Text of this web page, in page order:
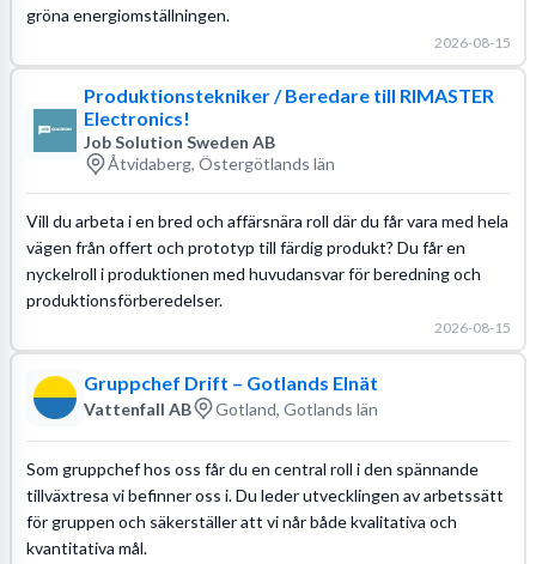
gröna energiomställningen.
2026-08-15
Produktionstekniker / Beredare till RIMASTER
Electronics!
Job Solution Sweden AB
Åtvidaberg, Östergötlands län
Vill du arbeta i en bred och affärsnära roll där du får vara med hela
vägen från offert och prototyp till färdig produkt? Du får en
nyckelroll i produktionen med huvudansvar för beredning och
produktionsförberedelser.
2026-08-15
Gruppchef Drift – Gotlands Elnät
Vattenfall AB Gotland, Gotlands län
Som gruppchef hos oss får du en central roll i den spännande
tillväxtresa vi befinner oss i. Du leder utvecklingen av arbetssätt
för gruppen och säkerställer att vi når både kvalitativa och
kvantitativa mål.